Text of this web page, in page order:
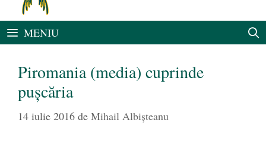
MENIU
Piromania (media) cuprinde
pușcăria
14 iulie 2016 de Mihail Albișteanu